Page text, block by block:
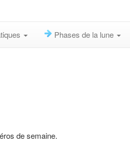
Phases de la lune
de semaine.